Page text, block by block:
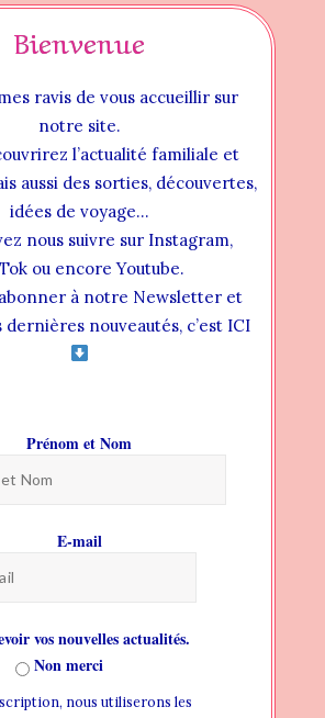
Videos
Bienvenue
ravis de vous accueillir sur
notre site.
l’actualité familiale et
aussi des sorties, découvertes,
idées de voyage…
nous suivre sur Instagram,
ou encore Youtube.
à notre Newsletter et
nouveautés, c’est ICI
Prénom et Nom
E-mail
vos nouvelles actualités.
Non merci
nous utiliserons les